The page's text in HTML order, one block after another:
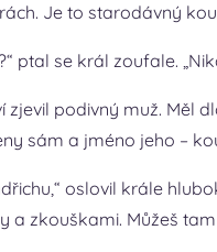
Je to starodávný
ptal se král zoufale.
zjevil podivný muž. Měl
sám a jméno jeho –
oslovil krále
a zkouškami. Můžeš